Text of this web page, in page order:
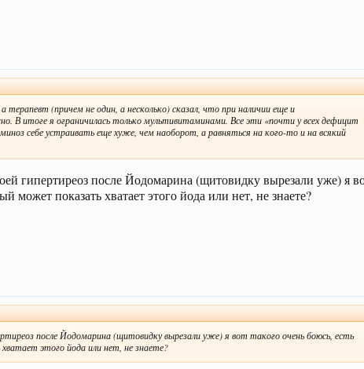
(причем не один, а несколько) сказал, что при наличии еще и
В итоге я ограничилась только мультивитаминами. Все эти «почти у всех дефицит
себе устраивать еще хуже, чем наоборот, а равняться на кого-то и на всякий
гипертиреоз после Йодомарина (щитовидку вырезали уже) я
может показать хватает этого йода или нет, не знаете?
после Йодомарина (щитовидку вырезали уже) я вот такого очень боюсь, есть
этого йода или нет, не знаете?